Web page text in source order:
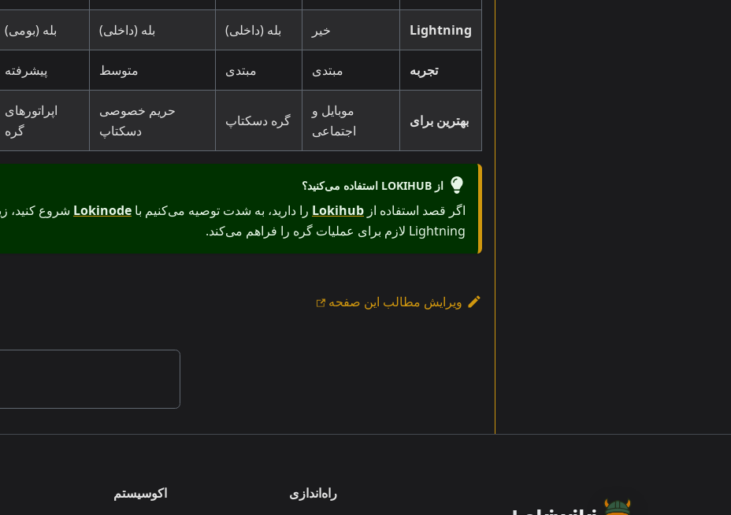
Lightning خیر بله (داخلی) بله (داخلی) بله (بومی)
تجربه مبتدی مبتدی متوسط پیشرفته
بهترین برای
موبایل و
اجتماعی
گره دسکتاپ
حریم خصوصی
دسکتاپ
اپراتورهای
گره
از LOKIHUB استفاده می‌کنید؟
اگر قصد استفاده از Lokihub را دارید، به شدت توصیه می‌کنیم با Lokinode
Lightning لازم برای عملیات گره را فراهم می‌کند.
ویرایش مطالب این صفحه
راه‌اندازی اکوسیستم